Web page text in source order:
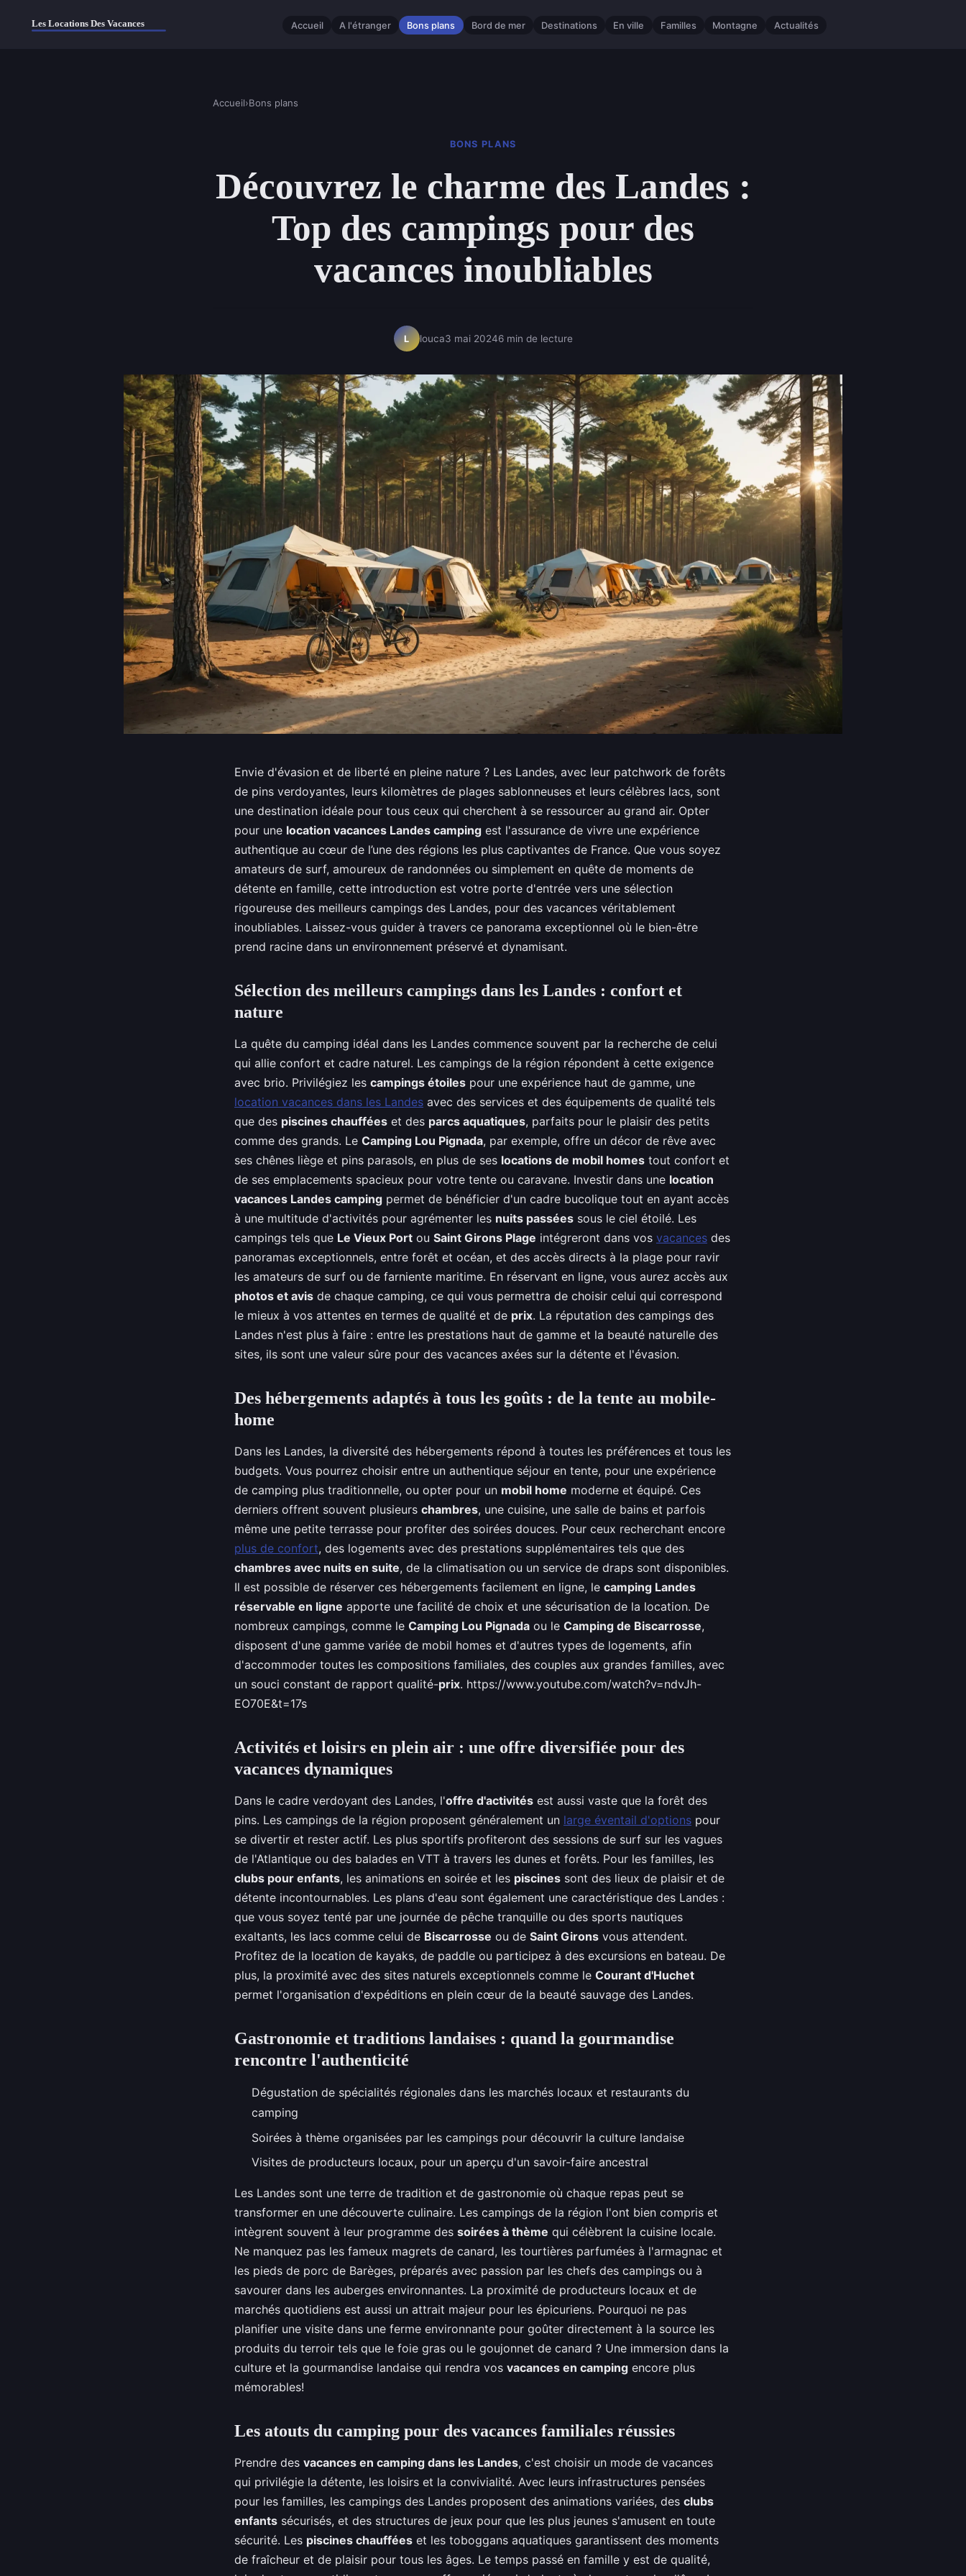
Accueil A l'étranger Bons plans Bord de mer Destinations En ville Familles Montagne Actualités
Accueil›Bons plans
BONS PLANS
Découvrez le charme des Landes :
Top des campings pour des
vacances inoubliables
L louca3 mai 20246 min de lecture
Envie d'évasion et de liberté en pleine nature ? Les Landes, avec leur patchwork de forêts
de pins verdoyantes, leurs kilomètres de plages sablonneuses et leurs célèbres lacs, sont
une destination idéale pour tous ceux qui cherchent à se ressourcer au grand air. Opter
pour une location vacances Landes camping est l'assurance de vivre une expérience
authentique au cœur de l’une des régions les plus captivantes de France. Que vous soyez
amateurs de surf, amoureux de randonnées ou simplement en quête de moments de
détente en famille, cette introduction est votre porte d'entrée vers une sélection
rigoureuse des meilleurs campings des Landes, pour des vacances véritablement
inoubliables. Laissez-vous guider à travers ce panorama exceptionnel où le bien-être
prend racine dans un environnement préservé et dynamisant.
Sélection des meilleurs campings dans les Landes : confort et
nature
La quête du camping idéal dans les Landes commence souvent par la recherche de celui
qui allie confort et cadre naturel. Les campings de la région répondent à cette exigence
avec brio. Privilégiez les campings étoiles pour une expérience haut de gamme, une
location vacances dans les Landes avec des services et des équipements de qualité tels
que des piscines chauffées et des parcs aquatiques, parfaits pour le plaisir des petits
comme des grands. Le Camping Lou Pignada, par exemple, offre un décor de rêve avec
ses chênes liège et pins parasols, en plus de ses locations de mobil homes tout confort et
de ses emplacements spacieux pour votre tente ou caravane. Investir dans une location
vacances Landes camping permet de bénéficier d'un cadre bucolique tout en ayant accès
à une multitude d'activités pour agrémenter les nuits passées sous le ciel étoilé. Les
campings tels que Le Vieux Port ou Saint Girons Plage intégreront dans vos vacances des
panoramas exceptionnels, entre forêt et océan, et des accès directs à la plage pour ravir
les amateurs de surf ou de farniente maritime. En réservant en ligne, vous aurez accès aux
photos et avis de chaque camping, ce qui vous permettra de choisir celui qui correspond
le mieux à vos attentes en termes de qualité et de prix. La réputation des campings des
Landes n'est plus à faire : entre les prestations haut de gamme et la beauté naturelle des
sites, ils sont une valeur sûre pour des vacances axées sur la détente et l'évasion.
Des hébergements adaptés à tous les goûts : de la tente au mobile-
home
Dans les Landes, la diversité des hébergements répond à toutes les préférences et tous les
budgets. Vous pourrez choisir entre un authentique séjour en tente, pour une expérience
de camping plus traditionnelle, ou opter pour un mobil home moderne et équipé. Ces
derniers offrent souvent plusieurs chambres, une cuisine, une salle de bains et parfois
même une petite terrasse pour profiter des soirées douces. Pour ceux recherchant encore
plus de confort, des logements avec des prestations supplémentaires tels que des
chambres avec nuits en suite, de la climatisation ou un service de draps sont disponibles.
Il est possible de réserver ces hébergements facilement en ligne, le camping Landes
réservable en ligne apporte une facilité de choix et une sécurisation de la location. De
nombreux campings, comme le Camping Lou Pignada ou le Camping de Biscarrosse,
disposent d'une gamme variée de mobil homes et d'autres types de logements, afin
d'accommoder toutes les compositions familiales, des couples aux grandes familles, avec
un souci constant de rapport qualité-prix. https://www.youtube.com/watch?v=ndvJh-
EO70E&t=17s
Activités et loisirs en plein air : une offre diversifiée pour des
vacances dynamiques
Dans le cadre verdoyant des Landes, l'offre d'activités est aussi vaste que la forêt des
pins. Les campings de la région proposent généralement un large éventail d'options pour
se divertir et rester actif. Les plus sportifs profiteront des sessions de surf sur les vagues
de l'Atlantique ou des balades en VTT à travers les dunes et forêts. Pour les familles, les
clubs pour enfants, les animations en soirée et les piscines sont des lieux de plaisir et de
détente incontournables. Les plans d'eau sont également une caractéristique des Landes :
que vous soyez tenté par une journée de pêche tranquille ou des sports nautiques
exaltants, les lacs comme celui de Biscarrosse ou de Saint Girons vous attendent.
Profitez de la location de kayaks, de paddle ou participez à des excursions en bateau. De
plus, la proximité avec des sites naturels exceptionnels comme le Courant d'Huchet
permet l'organisation d'expéditions en plein cœur de la beauté sauvage des Landes.
Gastronomie et traditions landaises : quand la gourmandise
rencontre l'authenticité
Dégustation de spécialités régionales dans les marchés locaux et restaurants du
camping
Soirées à thème organisées par les campings pour découvrir la culture landaise
Visites de producteurs locaux, pour un aperçu d'un savoir-faire ancestral
Les Landes sont une terre de tradition et de gastronomie où chaque repas peut se
transformer en une découverte culinaire. Les campings de la région l'ont bien compris et
intègrent souvent à leur programme des soirées à thème qui célèbrent la cuisine locale.
Ne manquez pas les fameux magrets de canard, les tourtières parfumées à l'armagnac et
les pieds de porc de Barèges, préparés avec passion par les chefs des campings ou à
savourer dans les auberges environnantes. La proximité de producteurs locaux et de
marchés quotidiens est aussi un attrait majeur pour les épicuriens. Pourquoi ne pas
planifier une visite dans une ferme environnante pour goûter directement à la source les
produits du terroir tels que le foie gras ou le goujonnet de canard ? Une immersion dans la
culture et la gourmandise landaise qui rendra vos vacances en camping encore plus
mémorables!
Les atouts du camping pour des vacances familiales réussies
Prendre des vacances en camping dans les Landes, c'est choisir un mode de vacances
qui privilégie la détente, les loisirs et la convivialité. Avec leurs infrastructures pensées
pour les familles, les campings des Landes proposent des animations variées, des clubs
enfants sécurisés, et des structures de jeux pour que les plus jeunes s'amusent en toute
sécurité. Les piscines chauffées et les toboggans aquatiques garantissent des moments
de fraîcheur et de plaisir pour tous les âges. Le temps passé en famille y est de qualité,